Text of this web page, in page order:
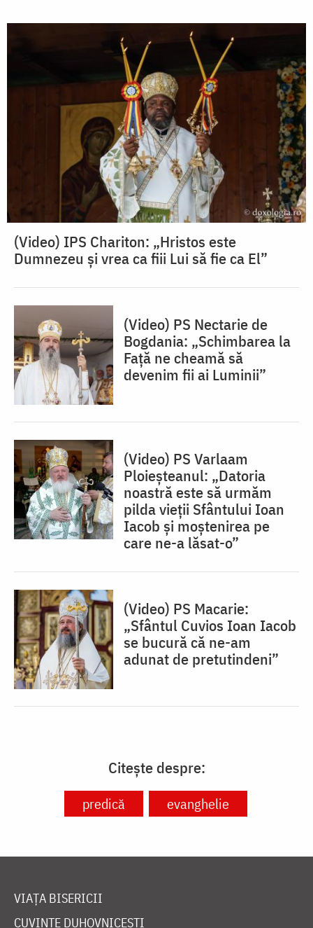
(Video) IPS Chariton: „Hristos este
Dumnezeu și vrea ca fiii Lui să fie ca El”
(Video) PS Nectarie de
Bogdania: „Schimbarea la
Față ne cheamă să
devenim fii ai Luminii”
(Video) PS Varlaam
Ploieșteanul: „Datoria
noastră este să urmăm
pilda vieții Sfântului Ioan
Iacob și moștenirea pe
care ne-a lăsat-o”
(Video) PS Macarie:
„Sfântul Cuvios Ioan Iacob
se bucură că ne-am
adunat de pretutindeni”
Citește despre:
predică evanghelie
VIAȚA BISERICII
CUVINTE DUHOVNICEȘTI